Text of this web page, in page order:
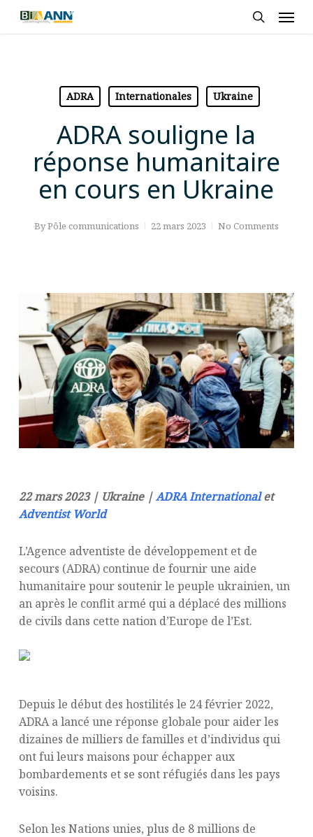
Skip
ADRA Internationales Ukraine
ADRA souligne la
réponse humanitaire
en cours en Ukraine
ByPôle communications 22 mars 2023 No Comments
22 mars 2023 | Ukraine |ADRA Internationalet
Adventist World
L’Agence adventiste de développement et de
secours (ADRA) continue de fournir une aide
humanitaire pour soutenir le peuple ukrainien, un
an après le conflit armé qui a déplacé des millions
de civils dans cette nation d’Europe de l’Est.
Depuis le début des hostilités le 24 février 2022,
ADRA a lancé une réponse globale pour aider les
dizaines de milliers de familles et d’individus qui
ont fui leurs maisons pour échapper aux
bombardements et se sont réfugiés dans les pays
voisins.
Selon les Nations unies, plus de 8 millions de